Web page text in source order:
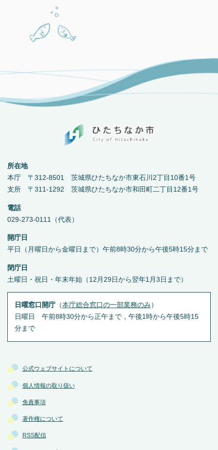
公式ウェブサイトについて
個人情報の取り扱い
免責事項
著作権について
RSS配信
所在地
本庁 〒312-8501 茨城県ひたちなか市東石川2丁目10番1号
支所 〒311-1292 茨城県ひたちなか市和田町二丁目12番1号
電話
029-273-0111（代表）
開庁日
平日（月曜日から金曜日まで）午前8時30分から午後5時15分まで
閉庁日
土曜日・祝日・年末年始（12月29日から翌年1月3日まで）
日曜窓口開庁（本庁総合窓口の一部業務のみ ）
日曜日 午前8時30分から正午まで，午後1時から午後5時15
分まで